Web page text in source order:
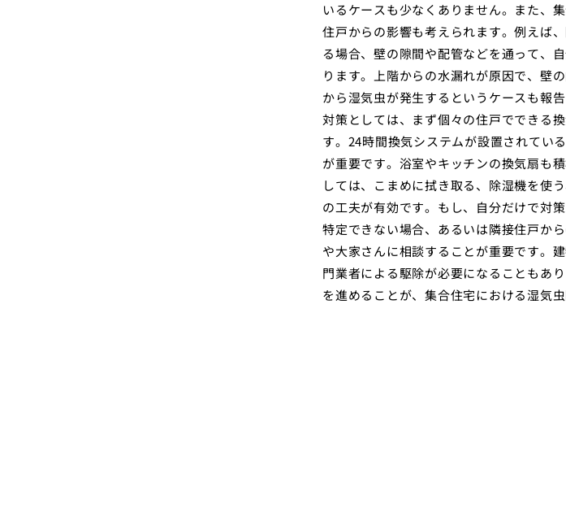
いるケースも少なくありません。また、
住戸からの影響も考えられます。例えば
る場合、壁の隙間や配管などを通って、
ります。上階からの水漏れが原因で、壁
から湿気虫が発生するというケースも報
対策としては、まず個々の住戸でできる
す。24時間換気システムが設置されてい
が重要です。浴室やキッチンの換気扇も
しては、こまめに拭き取る、除湿機を使
の工夫が有効です。もし、自分だけで対
特定できない場合、あるいは隣接住戸か
や大家さんに相談することが重要です。
門業者による駆除が必要になることもあ
を進めることが、集合住宅における湿気